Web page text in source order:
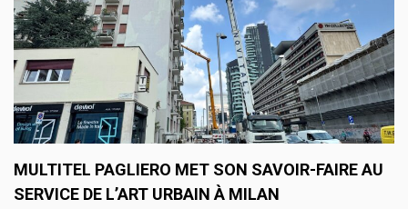
MULTITEL PAGLIERO MET SON SAVOIR-FAIRE AU
SERVICE DE L’ART URBAIN À MILAN